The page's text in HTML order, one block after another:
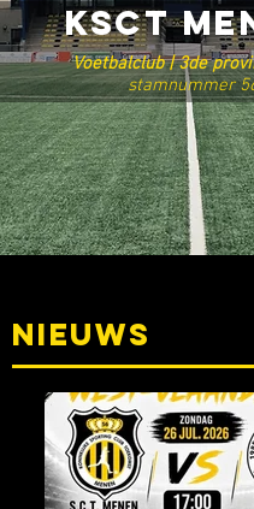
KSCT
Voetbalclub | 3de
stamnummer
nieuws